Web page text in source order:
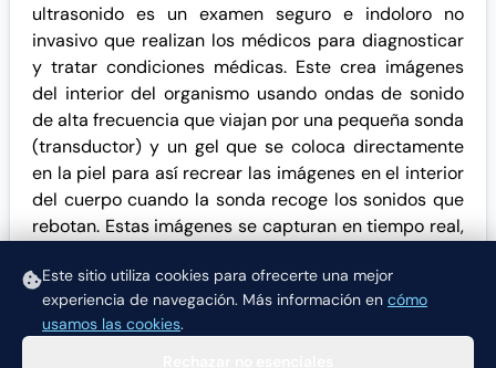
Este sitio utiliza cookies para ofrecerte una mejor
experiencia de navegación. Más información en cómo
usamos las cookies.
ultrasonido es un examen seguro e indoloro no
invasivo que realizan los médicos para diagnosticar
y tratar condiciones médicas. Este crea imágenes
del interior del organismo usando ondas de sonido
de alta frecuencia que viajan por una pequeña sonda
(transductor) y un gel que se coloca directamente
en la piel para así recrear las imágenes en el interior
del cuerpo cuando la sonda recoge los sonidos que
rebotan. Estas imágenes se capturan en tiempo real,
órganos internos en el cuerpo.